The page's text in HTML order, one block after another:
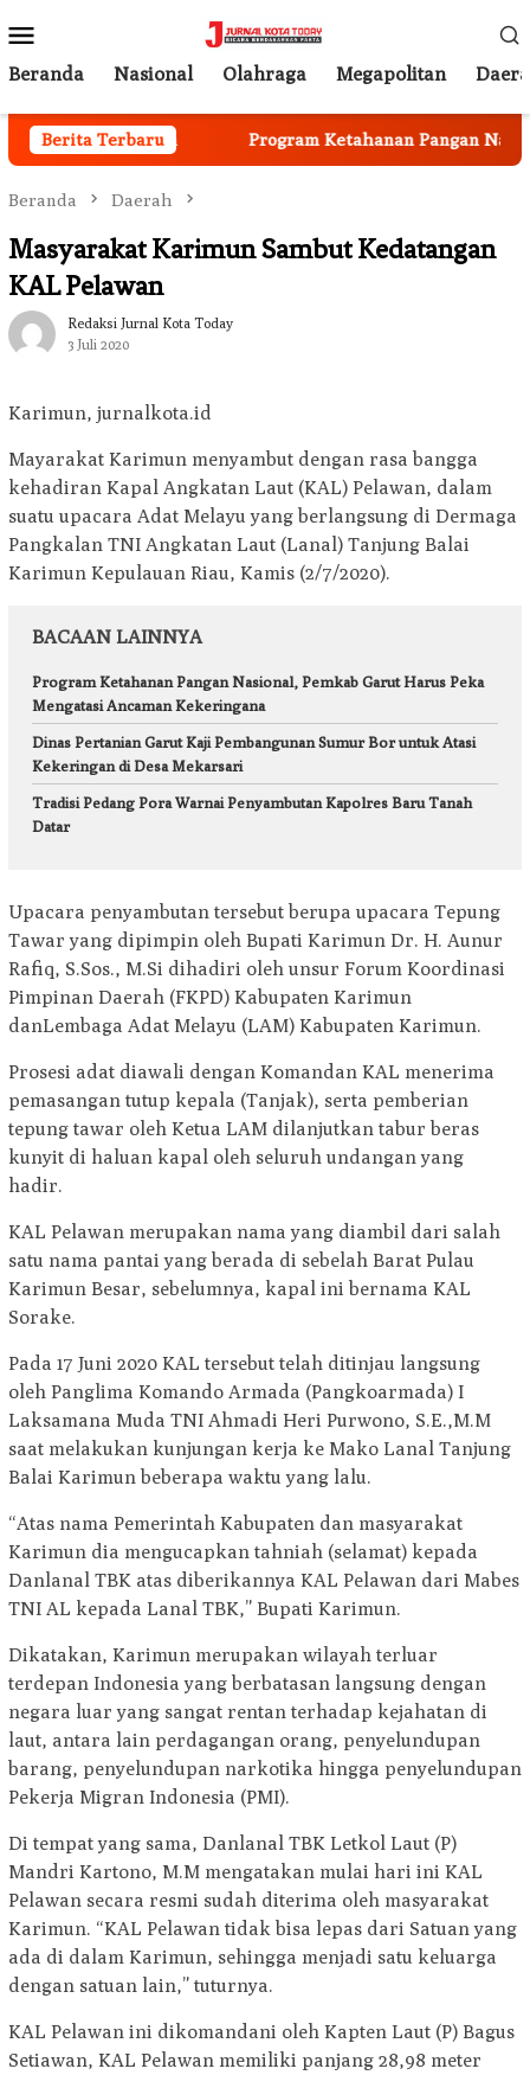
ke
kontenMobile
Beranda Nasional Olahraga Megapolitan
Berita Terbaru
Mulai Berjalan Program Ketahanan Pangan
Beranda Daerah
Masyarakat Karimun Sambut Kedatangan
KAL Pelawan
Redaksi Jurnal Kota Today
3 Juli 2020
Karimun, jurnalkota.id
Mayarakat Karimun menyambut dengan rasa bangga
kehadiran Kapal Angkatan Laut (KAL) Pelawan, dalam
suatu upacara Adat Melayu yang berlangsung di Dermaga
Pangkalan TNI Angkatan Laut (Lanal) Tanjung Balai
Karimun Kepulauan Riau, Kamis (2/7/2020).
BACAAN LAINNYA
Program Ketahanan Pangan Nasional, Pemkab Garut Harus Peka
Mengatasi Ancaman Kekeringana
Dinas Pertanian Garut Kaji Pembangunan Sumur Bor untuk Atasi
Kekeringan di Desa Mekarsari
Tradisi Pedang Pora Warnai Penyambutan Kapolres Baru Tanah
Datar
Upacara penyambutan tersebut berupa upacara Tepung
Tawar yang dipimpin oleh Bupati Karimun Dr. H. Aunur
Rafiq, S.Sos., M.Si dihadiri oleh unsur Forum Koordinasi
Pimpinan Daerah (FKPD) Kabupaten Karimun
danLembaga Adat Melayu (LAM) Kabupaten Karimun.
Prosesi adat diawali dengan Komandan KAL menerima
pemasangan tutup kepala (Tanjak), serta pemberian
tepung tawar oleh Ketua LAM dilanjutkan tabur beras
kunyit di haluan kapal oleh seluruh undangan yang
hadir.
KAL Pelawan merupakan nama yang diambil dari salah
satu nama pantai yang berada di sebelah Barat Pulau
Karimun Besar, sebelumnya, kapal ini bernama KAL
Sorake.
Pada 17 Juni 2020 KAL tersebut telah ditinjau langsung
oleh Panglima Komando Armada (Pangkoarmada) I
Laksamana Muda TNI Ahmadi Heri Purwono, S.E.,M.M
saat melakukan kunjungan kerja ke Mako Lanal Tanjung
Balai Karimun beberapa waktu yang lalu.
“Atas nama Pemerintah Kabupaten dan masyarakat
Karimun dia mengucapkan tahniah (selamat) kepada
Danlanal TBK atas diberikannya KAL Pelawan dari Mabes
TNI AL kepada Lanal TBK,” Bupati Karimun.
Dikatakan, Karimun merupakan wilayah terluar
terdepan Indonesia yang berbatasan langsung dengan
negara luar yang sangat rentan terhadap kejahatan di
laut, antara lain perdagangan orang, penyelundupan
barang, penyelundupan narkotika hingga penyelundupan
Pekerja Migran Indonesia (PMI).
Di tempat yang sama, Danlanal TBK Letkol Laut (P)
Mandri Kartono, M.M mengatakan mulai hari ini KAL
Pelawan secara resmi sudah diterima oleh masyarakat
Karimun. “KAL Pelawan tidak bisa lepas dari Satuan yang
ada di dalam Karimun, sehingga menjadi satu keluarga
dengan satuan lain,” tuturnya.
KAL Pelawan ini dikomandani oleh Kapten Laut (P) Bagus
Setiawan, KAL Pelawan memiliki panjang 28,98 meter